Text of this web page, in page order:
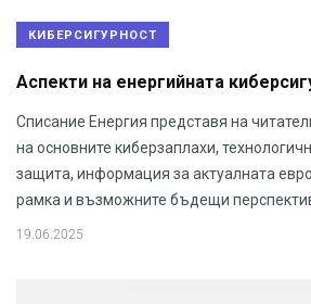
КИБЕРСИГУРНОСТ
Аспекти на енергийната
Списание Енергия представя на
на основните киберзаплахи,
защита, информация за актуалната
рамка и възможните бъдещи
19.06.2025